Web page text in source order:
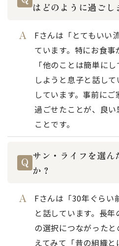
はどのように過ごし
Fさんは「とてもいい
ています。特にお食事
「他のことは簡単に
しようと息子と話し
しています。事前に
過ごせたことが、良
ことです。
サン・ライフを選ん
か？
Fさんは「30年ぐらい
と話しています。長
の選択につながった
えてみて「昔の組織